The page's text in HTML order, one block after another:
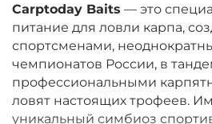
Carptoday Baits — это
питание для ловли карпа,
спортсменами,
чемпионатов России, в
профессиональными
ловят настоящих трофеев.
уникальный симбиоз